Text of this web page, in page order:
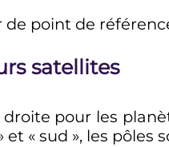
de point de
satellites
pour les
et « sud », les pôles